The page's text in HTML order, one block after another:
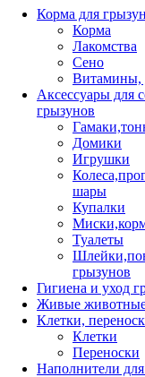
Корма для
Корма
Лакомства
Сено
Витамины,
Аксессуары для
грызунов
Домики
Игрушки
шары
Купалки
Туалеты
грызунов
Гигиена и уход
Живые
Клетки,
Клетки
Переноски
Наполнители